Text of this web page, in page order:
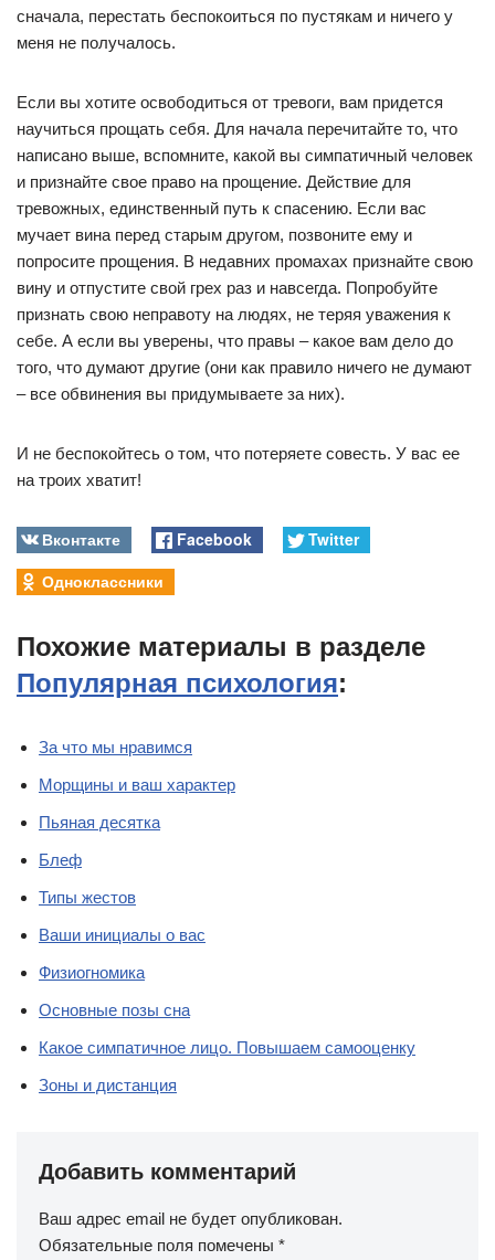
сначала, перестать беспокоиться по пустякам и ничего у
меня не получалось.
Если вы хотите освободиться от тревоги, вам придется
научиться прощать себя. Для начала перечитайте то, что
написано выше, вспомните, какой вы симпатичный человек
и признайте свое право на прощение. Действие для
тревожных, единственный путь к спасению. Если вас
мучает вина перед старым другом, позвоните ему и
попросите прощения. В недавних промахах признайте свою
вину и отпустите свой грех раз и навсегда. Попробуйте
признать свою неправоту на людях, не теряя уважения к
себе. А если вы уверены, что правы – какое вам дело до
того, что думают другие (они как правило ничего не думают
– все обвинения вы придумываете за них).
И не беспокойтесь о том, что потеряете совесть. У вас ее
на троих хватит!
Вконтакте Facebook
Twitter
Одноклассники
Похожие материалы в разделе
Популярная психология:
За что мы нравимся
Морщины и ваш характер
Пьяная десятка
Блеф
Типы жестов
Ваши инициалы о вас
Физиогномика
Основные позы сна
Какое симпатичное лицо. Повышаем самооценку
Зоны и дистанция
Добавить комментарий
Ваш адрес email не будет опубликован.
Обязательные поля помечены *